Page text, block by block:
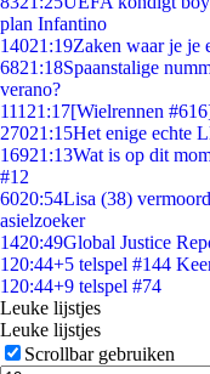
plan Infantino
14021:19Zaken waar je je
6821:18Spaanstalige
verano?
111 21:17[Wielrennen
27021:15Het enige echte
16921:13Wat is op dit
#12
6020:54Lisa (38)
asielzoeker
1420:49Global Justice
1 20:44+5 telspel #144
1 20:44+9 telspel #74
Leuke lijstjes
Leuke lijstjes
Scrollbar gebruiken